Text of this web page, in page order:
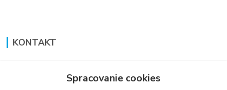
KONTAKT
+421 948 711 774Spracovanie cookies